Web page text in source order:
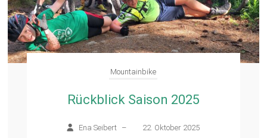
Mountainbike
Rückblick Saison 2025
Ena Seibert – 22. Oktober 2025